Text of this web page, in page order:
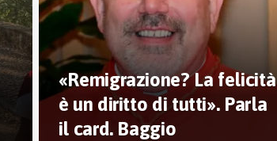
«Remigrazione? La felicità
è un diritto di tutti». Parla
il card. Baggio